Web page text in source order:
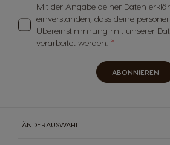
Mit der Angabe deiner Daten
einverstanden, dass deine
Übereinstimmung mit unserer
verarbeitet werden.
ABONNIEREN
LÄNDERAUSWAHL